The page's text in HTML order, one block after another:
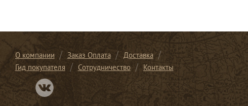
О компании Заказ Оплата
Доставка
Гид покупателя
Сотрудничество
Контакты
Перейти в нашу группу Вконтакте